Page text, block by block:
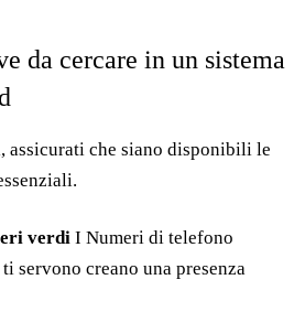
da cercare in un sistema
che siano disponibili le
verdi I Numeri di telefono
servono creano una presenza